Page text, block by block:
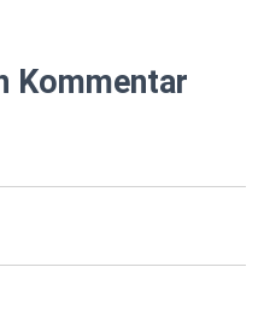
Kommentar